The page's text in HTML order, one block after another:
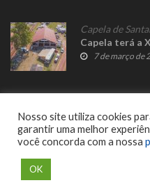
Capela de
Capela terá a
7 de março de
Nosso site utiliza cookies
garantir uma melhor
você concorda com a nossa
OK